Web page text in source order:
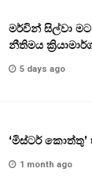
මර්වින් සිල්වා
නීතිමය
5 days ago
‘මිස්ටර්
1 month ago